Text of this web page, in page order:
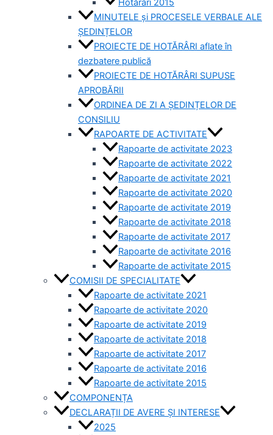
MINUTELE și PROCESELE VERBALE ALE
ȘEDINȚELOR
PROIECTE DE HOTĂRÂRI aflate în
dezbatere publică
PROIECTE DE HOTĂRÂRI SUPUSE
APROBĂRII
ORDINEA DE ZI A ȘEDINȚELOR DE
CONSILIU
RAPOARTE DE ACTIVITATE
Rapoarte de activitate 2023
Rapoarte de activitate 2022
Rapoarte de activitate 2021
Rapoarte de activitate 2020
Rapoarte de activitate 2019
Rapoarte de activitate 2018
Rapoarte de activitate 2017
Rapoarte de activitate 2016
Rapoarte de activitate 2015
COMISII DE SPECIALITATE
Rapoarte de activitate 2021
Rapoarte de activitate 2020
Rapoarte de activitate 2019
Rapoarte de activitate 2018
Rapoarte de activitate 2017
Rapoarte de activitate 2016
Rapoarte de activitate 2015
COMPONENȚA
DECLARAȚII DE AVERE ȘI INTERESE
2025